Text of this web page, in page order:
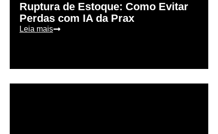
Ruptura de Estoque: Como Evitar
Perdas com IA da Prax
Leia mais